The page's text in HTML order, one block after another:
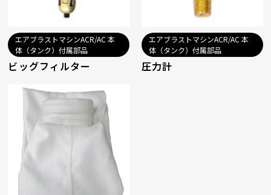
エアブラストマシンACR/AC 本
体（タンク）付属部品
ビッグフィルター
エアブラストマシンACR/AC 本
体（タンク）付属部品
圧力計